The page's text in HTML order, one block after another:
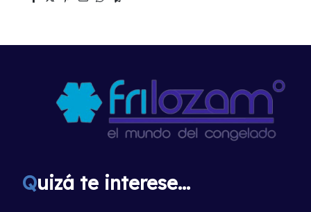
Quizá te interese...